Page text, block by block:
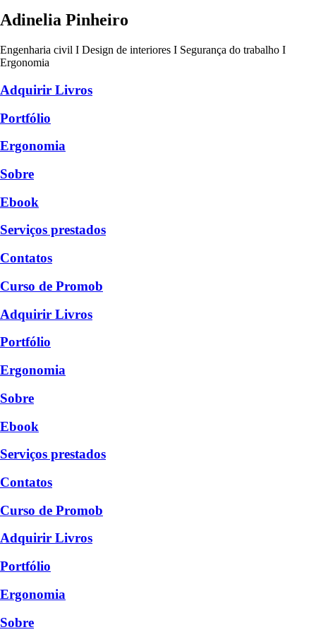
Adinelia Pinheiro
Engenharia civil I Design de interiores I Segurança do trabalho I
Ergonomia
Adquirir Livros
Portfólio
Ergonomia
Sobre
Ebook
Serviços prestados
Contatos
Curso de Promob
Adquirir Livros
Portfólio
Ergonomia
Sobre
Ebook
Serviços prestados
Contatos
Curso de Promob
Adquirir Livros
Portfólio
Ergonomia
Sobre